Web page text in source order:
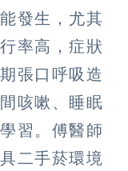
發生，尤其
率高，症狀
張口呼吸造
咳嗽、睡眠
習。傅醫師
二手菸環境